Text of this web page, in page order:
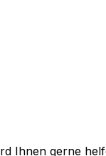
Ihnen gerne